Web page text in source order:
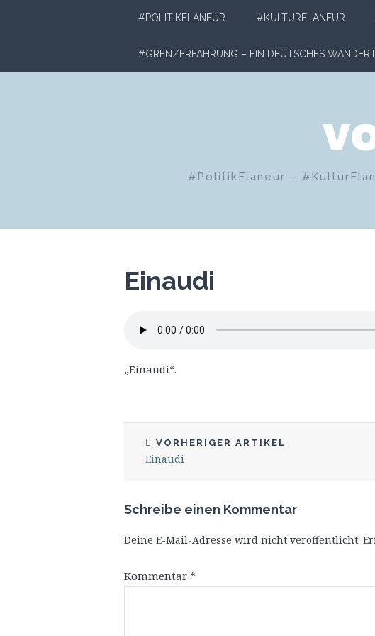
#POLITIKFLANEUR #KULTURFLANEUR
#GRENZERFAHRUNG – EIN DEUTSCHES
#PolitikFlaneur –
Einaudi
„Einaudi“.
VORHERIGER ARTIKEL
Einaudi
Schreibe einen Kommentar
Deine E-Mail-Adresse wird nicht veröffentlicht.
Kommentar *